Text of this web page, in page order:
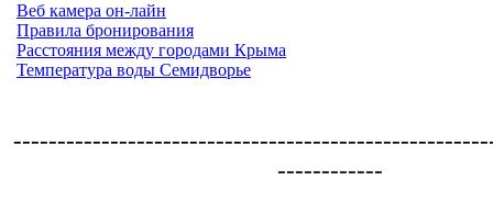
Веб камера он-лайн
Правила бронирования
Расстояния между городами Крыма
Температура воды Семидворье
------------